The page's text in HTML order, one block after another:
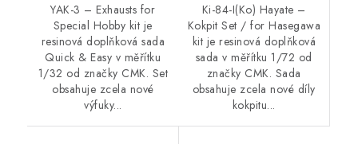
YAK-3 – Exhausts for
Special Hobby kit je
resinová doplňková sada
Quick & Easy v měřítku
1/32 od značky CMK. Set
obsahuje zcela nové
výfuky...
Ki-84-I(Ko) Hayate –
Kokpit Set / for Hasegawa
kit je resinová doplňková
sada v měřítku 1/72 od
značky CMK. Sada
obsahuje zcela nové díly
kokpitu...